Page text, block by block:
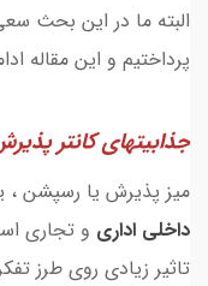
البته ما در این بحث
پرداختیم و این مقاله
جذابیتهایکانتر
میز پذیرش یا رسپشن ،
داخلی اداری و تجاری
تاثیر زیادی روی طرز